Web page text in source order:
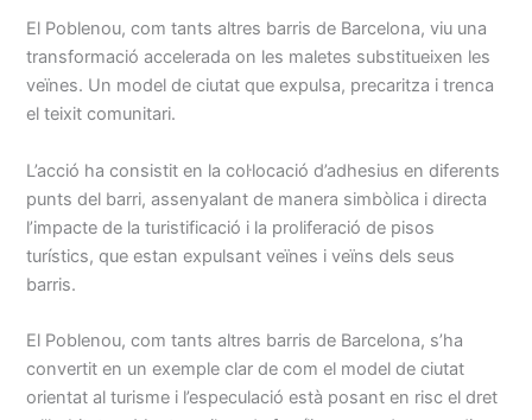
El Poblenou, com tants altres barris de Barcelona, viu una
transformació accelerada on les maletes substitueixen les
veïnes. Un model de ciutat que expulsa, precaritza i trenca
el teixit comunitari.
L’acció ha consistit en la col·locació d’adhesius en diferents
punts del barri, assenyalant de manera simbòlica i directa
l’impacte de la turistificació i la proliferació de pisos
turístics, que estan expulsant veïnes i veïns dels seus
barris.
El Poblenou, com tants altres barris de Barcelona, s’ha
convertit en un exemple clar de com el model de ciutat
orientat al turisme i l’especulació està posant en risc el dret